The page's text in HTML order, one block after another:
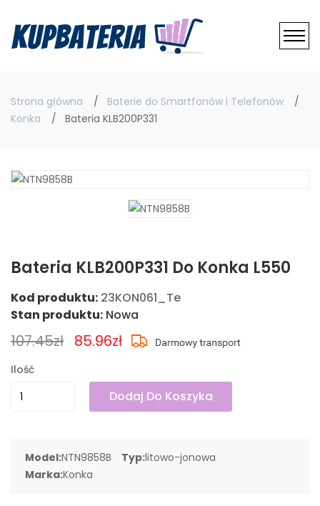
Strona główna
Baterie do Smartfonów i Telefonów
Konka
Bateria KLB200P331
Bateria KLB200P331 Do Konka L550
Kod produktu: 23KON061_Te
Stan produktu: Nowa
107.45zł 85.96zł
Ilość
Dodaj Do Koszyka
Model:NTN9858B Typ:litowo-jonowa
Marka:Konka